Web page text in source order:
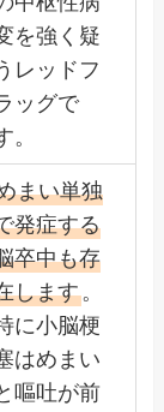
を強く疑
レッドフ
ッグで
。
まい単独
発症する
卒中も存
します。
に小脳梗
はめまい
嘔吐が前